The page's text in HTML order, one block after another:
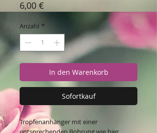
6,00 €
Anzahl *
In den Warenkorb
Sofortkauf
Tropfenanhänger mit einer